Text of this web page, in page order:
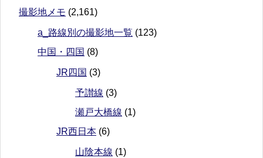
撮影地メモ (2,161)
a_路線別の撮影地一覧 (123)
中国・四国 (8)
JR四国 (3)
予讃線 (3)
瀬戸大橋線 (1)
JR西日本 (6)
山陰本線 (1)